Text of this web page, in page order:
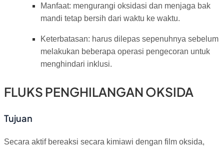
Manfaat: mengurangi oksidasi dan menjaga bak
mandi tetap bersih dari waktu ke waktu.
Keterbatasan: harus dilepas sepenuhnya sebelum
melakukan beberapa operasi pengecoran untuk
menghindari inklusi.
FLUKS PENGHILANGAN OKSIDA
Tujuan
Secara aktif bereaksi secara kimiawi dengan film oksida,